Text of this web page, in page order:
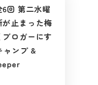
6回 第二水曜
止まった梅
ロガーにす
ャンプ &